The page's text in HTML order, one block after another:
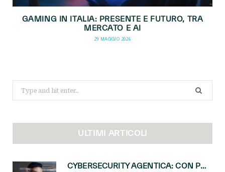
GAMING IN ITALIA: PRESENTE E FUTURO, TRA
MERCATO E AI
29 MAGGIO 2026
for:
ULTIMI ARTICOLI
CYBERSECURITY AGENTICA: CON PERCEPTION E MAI-CYBER-1-FLASH MICROSOFT APRE NUOVI SERVIZI PER IL CANALE